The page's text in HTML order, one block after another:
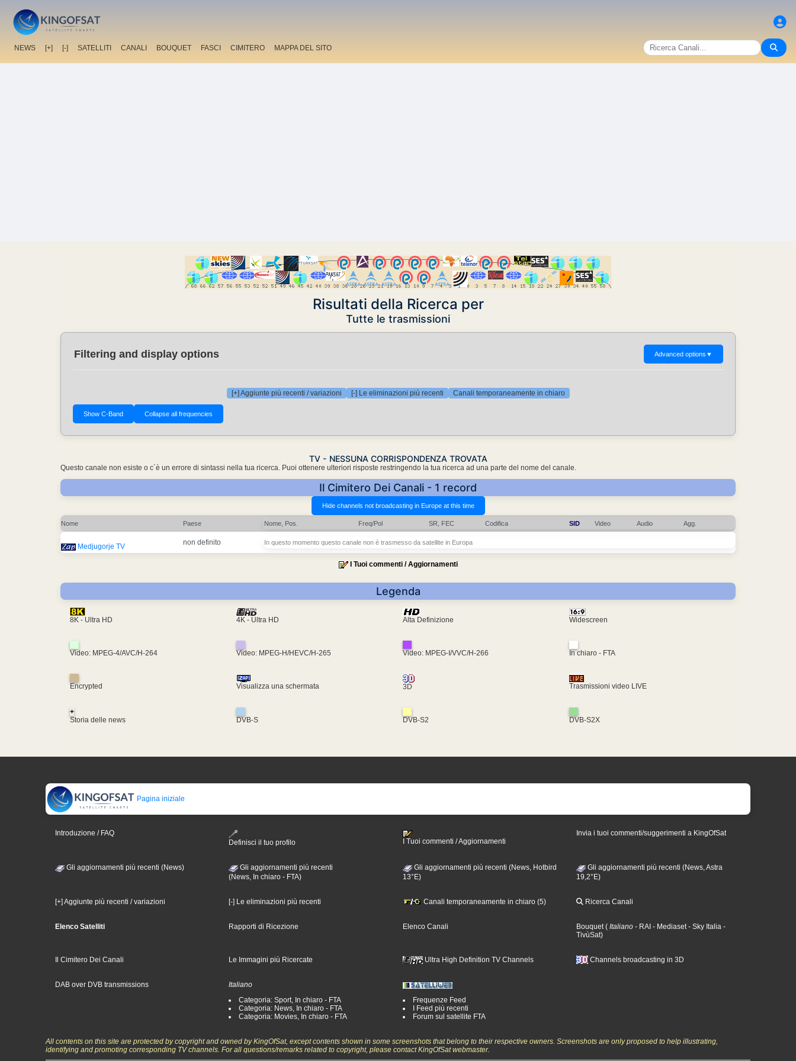
NEWS [+] [-] SATELLITI CANALI BOUQUET FASCI CIMITERO MAPPA DEL SITO
Risultati della Ricerca per
Tutte le trasmissioni
Filtering and display options Advanced options ▼
[+] Aggiunte più recenti / variazioni [-] Le eliminazioni più recenti Canali temporaneamente in chiaro
TV - NESSUNA CORRISPONDENZA TROVATA
Questo canale non esiste o c´è un errore di sintassi nella tua ricerca. Puoi ottenere ulteriori risposte restringendo la tua ricerca ad una parte del nome del canale.
Il Cimitero Dei Canali - 1 record
Nome Paese Nome, Pos. Freq/Pol SR, FEC Codifica SID Video Audio Agg.
Medjugorje TV non definito In questo momento questo canale non è trasmesso da satellite in Europa
I Tuoi commenti / Aggiornamenti
Legenda
8K - Ultra HD 4K - Ultra HD Alta Definizione Widescreen
Video: MPEG-4/AVC/H-264 Video: MPEG-H/HEVC/H-265 Video: MPEG-I/VVC/H-266 In chiaro - FTA
Encrypted Visualizza una schermata 3D Trasmissioni video LIVE
+
Storia delle news
DVB-S DVB-S2 DVB-S2X
Pagina iniziale
Introduzione / FAQ
Definisci il tuo profilo
I Tuoi commenti / Aggiornamenti
Invia i tuoi commenti/suggerimenti a KingOfSat
Gli aggiornamenti più recenti (News)
Gli aggiornamenti più recenti
(News, In chiaro - FTA)
Gli aggiornamenti più recenti (News, Hotbird
13°E)
Gli aggiornamenti più recenti (News, Astra
19,2°E)
[+] Aggiunte più recenti / variazioni [-] Le eliminazioni più recenti Canali temporaneamente in chiaro (5) Ricerca Canali
Elenco Satelliti Rapporti di Ricezione Elenco Canali Bouquet ( Italiano - RAI - Mediaset - Sky Italia -
TivùSat)
Il Cimitero Dei Canali Le Immagini più Ricercate Ultra High Definition TV Channels Channels broadcasting in 3D
DAB over DVB transmissions
Italiano
Categoria: Sport, In chiaro - FTA
Categoria: News, In chiaro - FTA
Categoria: Movies, In chiaro - FTA
Frequenze Feed
I Feed più recenti
Forum sul satellite FTA
All contents on this site are protected by copyright and owned by KingOfSat, except contents shown in some screenshots that belong to their respective owners. Screenshots are only proposed to help illustrating,
identifying and promoting corresponding TV channels. For all questions/remarks related to copyright, please contact KingOfSat webmaster.